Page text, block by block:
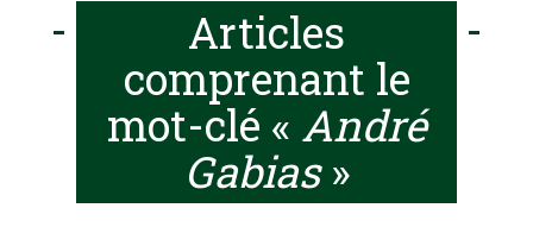
Articles
comprenant le
mot-clé « André
Gabias»